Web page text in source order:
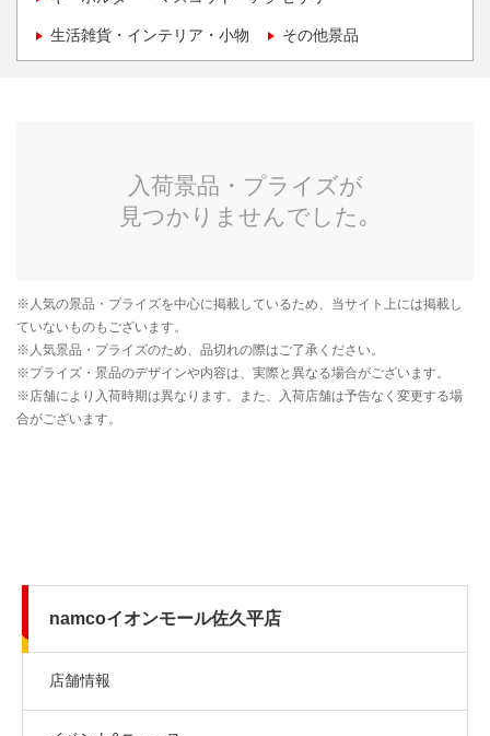
生活雑貨・インテリア・小物 その他景品
namcoイオンモール佐久平店
店舗情報